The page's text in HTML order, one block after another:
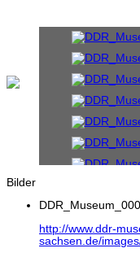
Bilder
http://www.ddr-
sachsen.de/